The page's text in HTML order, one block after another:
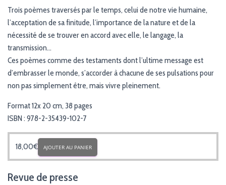
Trois poèmes traversés par le temps, celui de notre vie humaine,
l’acceptation de sa finitude, l’importance de la nature et de la
nécessité de se trouver en accord avec elle, le langage, la
transmission…
Ces poèmes comme des testaments dont l’ultime message est
d’embrasser le monde, s’accorder à chacune de ses pulsations pour
non pas simplement être, mais vivre pleinement.
Format 12x 20 cm, 38 pages
ISBN : 978-2-35439-102-7
18,00€ AJOUTER AU PANIER
Revue de presse